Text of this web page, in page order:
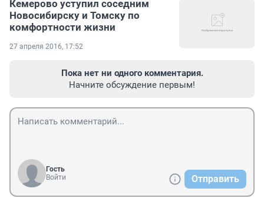
Кемерово уступил соседним
Новосибирску и Томску по
комфортности жизни
27 апреля 2016, 17:52
Пока нет ни одного комментария.
Начните обсуждение первым!
Гость
Войти
Отправить